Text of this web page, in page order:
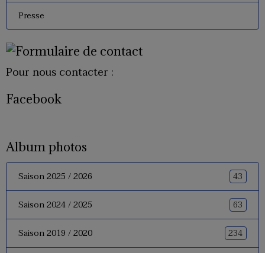
Presse
Pour nous contacter :
Facebook
Album photos
Saison 2025 / 2026 43
Saison 2024 / 2025 63
Saison 2019 / 2020 234